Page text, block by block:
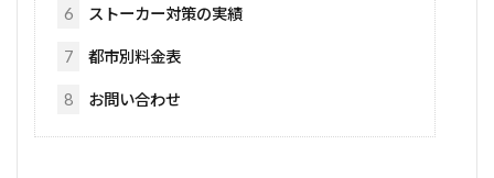
6 ストーカー対策の実績
7 都市別料金表
8 お問い合わせ